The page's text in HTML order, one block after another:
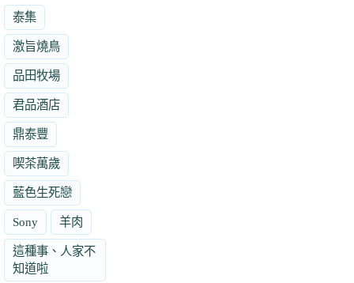
泰集
激旨燒鳥
品田牧場
君品酒店
鼎泰豐
喫茶萬歲
藍色生死戀
Sony 羊肉
這種事、人家不
知道啦